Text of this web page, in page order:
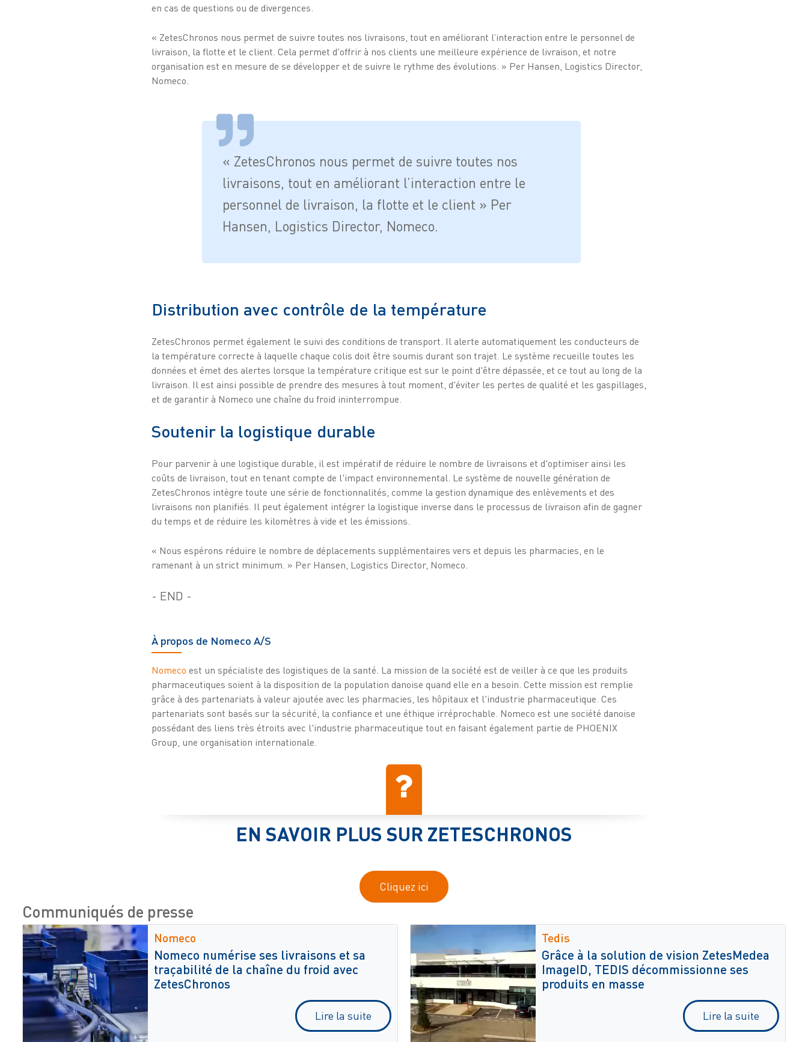
en cas de questions ou de divergences.
« ZetesChronos nous permet de suivre toutes nos livraisons, tout en améliorant l’interaction entre le personnel de
livraison, la flotte et le client. Cela permet d'offrir à nos clients une meilleure expérience de livraison, et notre
organisation est en mesure de se développer et de suivre le rythme des évolutions. » Per Hansen, Logistics Director,
Nomeco.
« ZetesChronos nous permet de suivre toutes nos
livraisons, tout en améliorant l’interaction entre le
personnel de livraison, la flotte et le client » Per
Hansen, Logistics Director, Nomeco.
Distribution avec contrôle de la température
ZetesChronos permet également le suivi des conditions de transport. Il alerte automatiquement les conducteurs de
la température correcte à laquelle chaque colis doit être soumis durant son trajet. Le système recueille toutes les
données et émet des alertes lorsque la température critique est sur le point d'être dépassée, et ce tout au long de la
livraison. Il est ainsi possible de prendre des mesures à tout moment, d'éviter les pertes de qualité et les gaspillages,
et de garantir à Nomeco une chaîne du froid ininterrompue.
Soutenir la logistique durable
Pour parvenir à une logistique durable, il est impératif de réduire le nombre de livraisons et d'optimiser ainsi les
coûts de livraison, tout en tenant compte de l'impact environnemental. Le système de nouvelle génération de
ZetesChronos intègre toute une série de fonctionnalités, comme la gestion dynamique des enlèvements et des
livraisons non planifiés. Il peut également intégrer la logistique inverse dans le processus de livraison afin de gagner
du temps et de réduire les kilomètres à vide et les émissions.
« Nous espérons réduire le nombre de déplacements supplémentaires vers et depuis les pharmacies, en le
ramenant à un strict minimum. » Per Hansen, Logistics Director, Nomeco.
- END -
À propos de Nomeco A/S
Nomeco est un spécialiste des logistiques de la santé. La mission de la société est de veiller à ce que les produits
pharmaceutiques soient à la disposition de la population danoise quand elle en a besoin. Cette mission est remplie
grâce à des partenariats à valeur ajoutée avec les pharmacies, les hôpitaux et l'industrie pharmaceutique. Ces
partenariats sont basés sur la sécurité, la confiance et une éthique irréprochable. Nomeco est une société danoise
possédant des liens très étroits avec l'industrie pharmaceutique tout en faisant également partie de PHOENIX
Group, une organisation internationale.
EN SAVOIR PLUS SUR ZETESCHRONOS
Cliquez ici
Communiqués de presse
Nomeco
Nomeco numérise ses livraisons et sa
traçabilité de la chaîne du froid avec
ZetesChronos
Lire la suite
Tedis
Grâce à la solution de vision ZetesMedea
ImageID, TEDIS décommissionne ses
produits en masse
Lire la suite